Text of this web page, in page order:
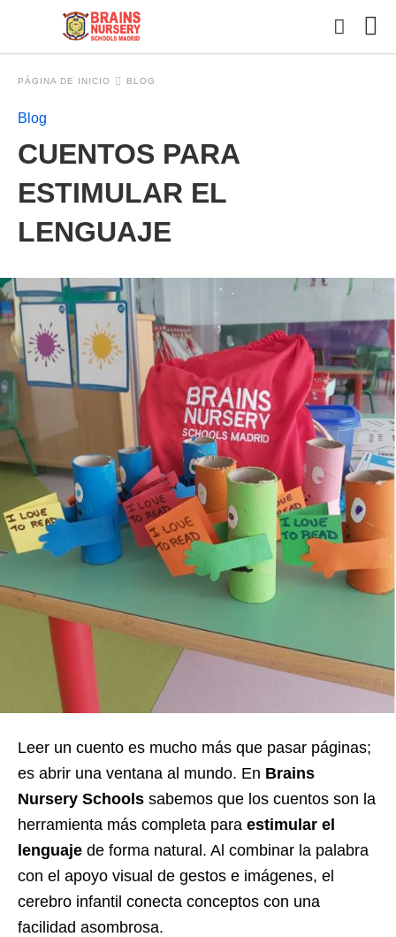
PÁGINA DE INICIO BLOG
Blog
CUENTOS PARA
ESTIMULAR EL
LENGUAJE
Leer un cuento es mucho más que pasar páginas;
es abrir una ventana al mundo. En Brains
Nursery Schools sabemos que los cuentos son la
herramienta más completa para estimular el
lenguaje de forma natural. Al combinar la palabra
con el apoyo visual de gestos e imágenes, el
cerebro infantil conecta conceptos con una
facilidad asombrosa.